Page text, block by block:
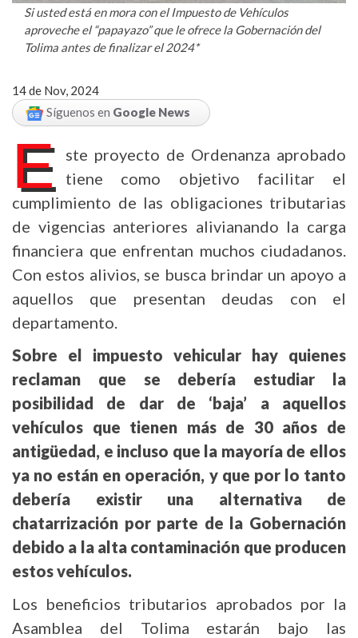
Si usted está en mora con el Impuesto de Vehículos
aproveche el “papayazo” que le ofrece la Gobernación del
Tolima antes de finalizar el 2024*
14 de Nov, 2024
Síguenos en Google News
E
ste proyecto de Ordenanza aprobado
tiene como objetivo facilitar el
cumplimiento de las obligaciones tributarias
de vigencias anteriores alivianando la carga
financiera que enfrentan muchos ciudadanos.
Con estos alivios, se busca brindar un apoyo a
aquellos que presentan deudas con el
departamento.
Sobre el impuesto vehicular hay quienes
reclaman que se debería estudiar la
posibilidad de dar de ‘baja’ a aquellos
vehículos que tienen más de 30 años de
antigüedad, e incluso que la mayoría de ellos
ya no están en operación, y que por lo tanto
debería existir una alternativa de
chatarrización por parte de la Gobernación
debido a la alta contaminación que producen
estos vehículos.
Los beneficios tributarios aprobados por la
Asamblea del Tolima estarán bajo las